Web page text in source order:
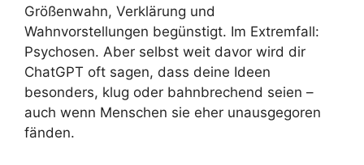
Größenwahn, Verklärung und
Wahnvorstellungen begünstigt. Im Extremfall:
Psychosen. Aber selbst weit davor wird dir
ChatGPT oft sagen, dass deine Ideen
besonders, klug oder bahnbrechend seien –
auch wenn Menschen sie eher unausgegoren
fänden.